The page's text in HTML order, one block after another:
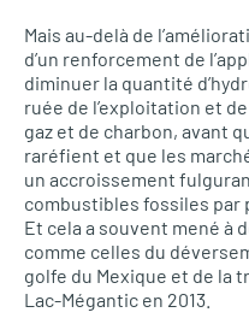
Mais au-delà de
d’un renforcement de
diminuer la quantité
ruée de l’exploitation et
gaz et de charbon, avant
raréfient et que les
un accroissement
combustibles fossiles par
Et cela a souvent mené à
comme celles du
golfe du Mexique et de la
Lac-Mégantic en 2013.